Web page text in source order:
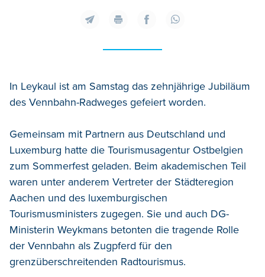
In Leykaul ist am Samstag das zehnjährige Jubiläum
des Vennbahn-Radweges gefeiert worden.
Gemeinsam mit Partnern aus Deutschland und
Luxemburg hatte die Tourismusagentur Ostbelgien
zum Sommerfest geladen. Beim akademischen Teil
waren unter anderem Vertreter der Städteregion
Aachen und des luxemburgischen
Tourismusministers zugegen. Sie und auch DG-
Ministerin Weykmans betonten die tragende Rolle
der Vennbahn als Zugpferd für den
grenzüberschreitenden Radtourismus.